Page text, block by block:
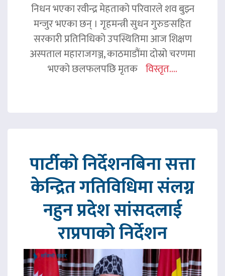
निधन भएका रवीन्द्र मेहताको परिवारले शव बुझ्न
मन्जुर भएका छन् । गृहमन्त्री सुधन गुरुङसहित
सरकारी प्रतिनिधिको उपस्थितिमा आज शिक्षण
अस्पताल महाराजगञ्ज, काठमाडौंमा दोस्रो चरणमा
भएको छलफलपछि मृतक विस्तृत....
पार्टीको निर्देशनबिना सत्ता
केन्द्रित गतिविधिमा संलग्न
नहुन प्रदेश सांसदलाई
राप्रपाको निर्देशन